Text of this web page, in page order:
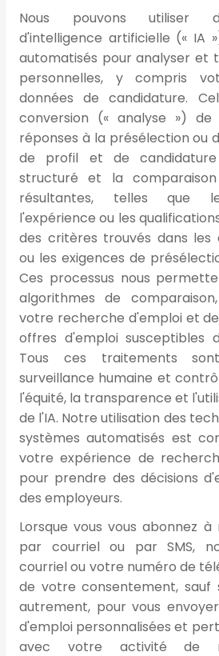
Nous pouvons utiliser
d'intelligence artificielle (« IA
automatisés pour analyser et
personnelles, y compris
données de candidature.
conversion (« analyse »)
réponses à la présélection ou
de profil et de
structuré et la
résultantes, telles que
l'expérience ou les
des critères trouvés dans les
ou les exigences de
Ces processus nous
algorithmes de
votre recherche d'emploi et
offres d'emploi susceptibles
Tous ces traitements
surveillance humaine et
l'équité, la transparence et
de l'IA. Notre utilisation des
systèmes automatisés est
votre expérience de
pour prendre des décisions
des employeurs.
Lorsque vous vous abonnez
par courriel ou par SMS,
courriel ou votre numéro de
de votre consentement, sauf
autrement, pour vous
d'emploi personnalisées et
avec votre activité de